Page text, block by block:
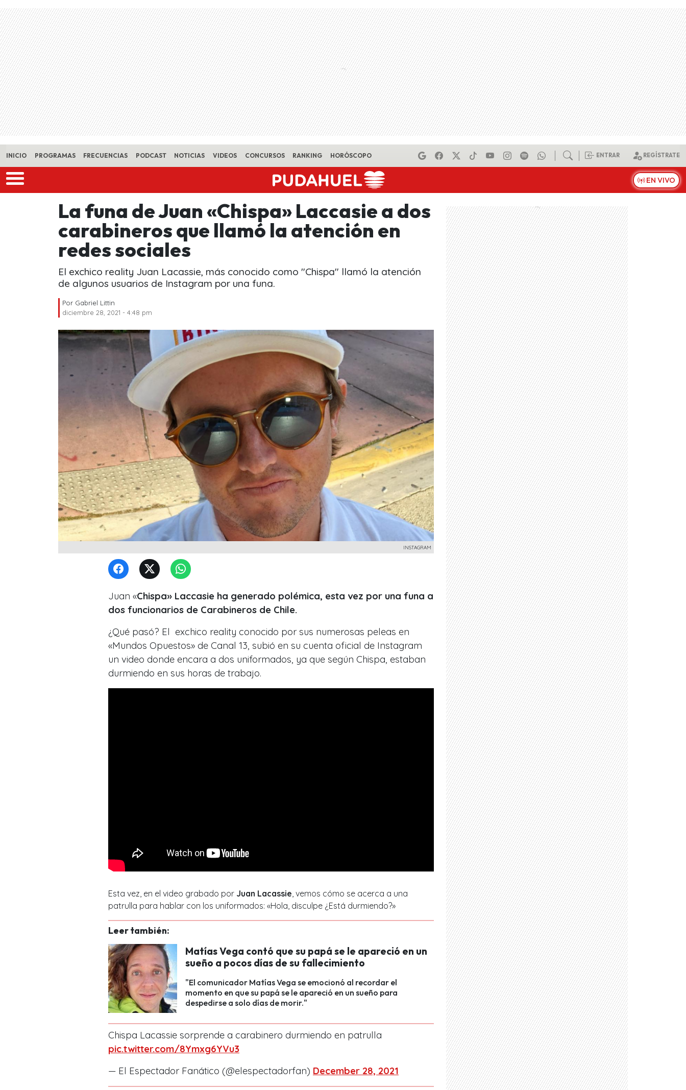
Skip to main content
INICIO PROGRAMAS FRECUENCIAS PODCAST NOTICIAS VIDEOS CONCURSOS RANKING HORÓSCOPO ENTRAR REGÍSTRATE
EN VIVO
La funa de Juan «Chispa» Laccasie a dos
carabineros que llamó la atención en
redes sociales
El exchico reality Juan Lacassie, más conocido como "Chispa" llamó la atención
de algunos usuarios de Instagram por una funa.
Por Gabriel Littin
diciembre 28, 2021 - 4:48 pm
INSTAGRAM
Juan «Chispa» Laccasie ha generado polémica, esta vez por una funa a
dos funcionarios de Carabineros de Chile.
¿Qué pasó? El exchico reality conocido por sus numerosas peleas en
«Mundos Opuestos» de Canal 13, subió en su cuenta oficial de Instagram
un video donde encara a dos uniformados, ya que según Chispa, estaban
durmiendo en sus horas de trabajo.
Esta vez, en el video grabado por Juan Lacassie, vemos cómo se acerca a una
patrulla para hablar con los uniformados: «Hola, disculpe ¿Está durmiendo?»
Leer también:
Matías Vega contó que su papá se le apareció en un
sueño a pocos días de su fallecimiento
"El comunicador Matías Vega se emocionó al recordar el
momento en que su papá se le apareció en un sueño para
despedirse a solo días de morir."
Chispa Lacassie sorprende a carabinero durmiendo en patrulla
pic.twitter.com/8Ymxg6YVu3
— El Espectador Fanático (@elespectadorfan) December 28, 2021